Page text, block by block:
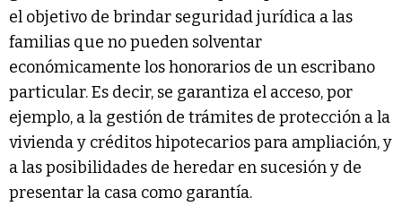
el objetivo de brindar seguridad jurídica a las
familias que no pueden solventar
económicamente los honorarios de un escribano
particular. Es decir, se garantiza el acceso, por
ejemplo, a la gestión de trámites de protección a la
vivienda y créditos hipotecarios para ampliación, y
a las posibilidades de heredar en sucesión y de
presentar la casa como garantía.